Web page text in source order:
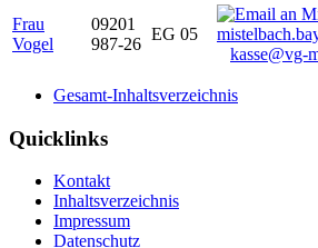
Frau
Vogel
09201
987-26
EG 05
kasse@vg-
Gesamt-Inhaltsverzeichnis
Quicklinks
Kontakt
Inhaltsverzeichnis
Impressum
Datenschutz